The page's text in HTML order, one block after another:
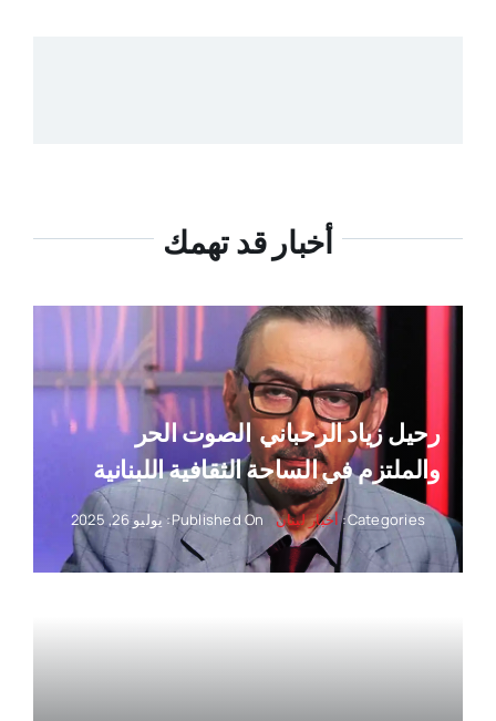
أخبار قد تهمك
رحيل زياد الرحباني ‏ الصوت الحر
والملتزم في الساحة الثقافية اللبنانية
Categories: أخبار لبنان Published On: يوليو 26, 2025